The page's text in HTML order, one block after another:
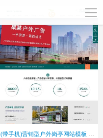
(带手机)营销型户外岗亭网站模板 青色户外广告牌网站源码下载